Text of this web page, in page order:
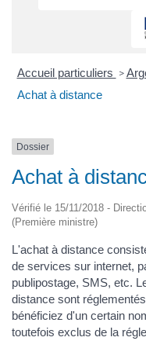
Accueil particuliers >
Achat à distance
Dossier
Achat à
Vérifié le 15/11/2018 -
(Première ministre)
L'achat à distance
de services sur internet,
publipostage, SMS, etc.
distance sont
bénéficiez d'un certain
toutefois exclus de la